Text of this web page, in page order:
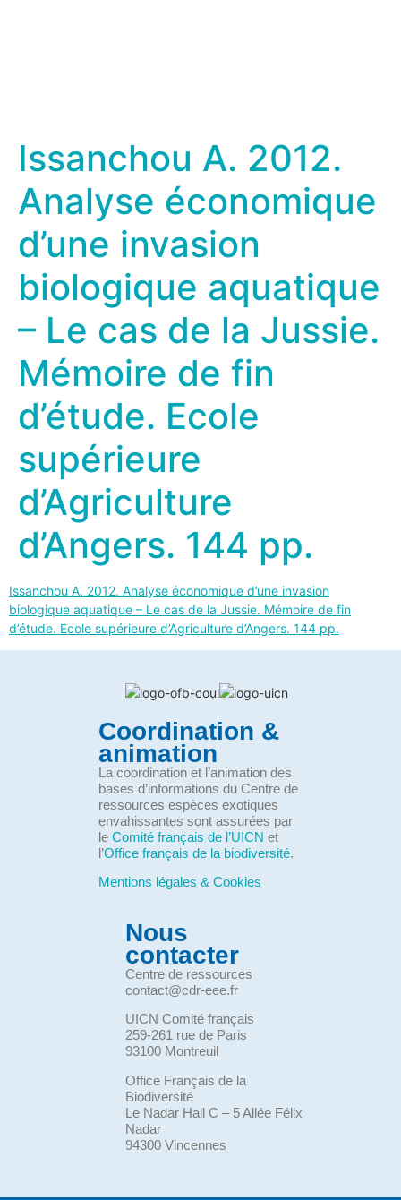
Issanchou A. 2012.
Analyse économique
d’une invasion
biologique aquatique
– Le cas de la Jussie.
Mémoire de fin
d’étude. Ecole
supérieure
d’Agriculture
d’Angers. 144 pp.
Issanchou A. 2012. Analyse économique d’une invasion
biologique aquatique – Le cas de la Jussie. Mémoire de fin
d’étude. Ecole supérieure d’Agriculture d’Angers. 144 pp.
Coordination &
animation
La coordination et l’animation des
bases d’informations du Centre de
ressources espèces exotiques
envahissantes sont assurées par
le Comité français de l’UICN et
l’Office français de la biodiversité.
Mentions légales & Cookies
Nous
contacter
Centre de ressources
contact@cdr-eee.fr
UICN Comité français
259-261 rue de Paris
93100 Montreuil
Office Français de la
Biodiversité
Le Nadar Hall C – 5 Allée Félix
Nadar
94300 Vincennes